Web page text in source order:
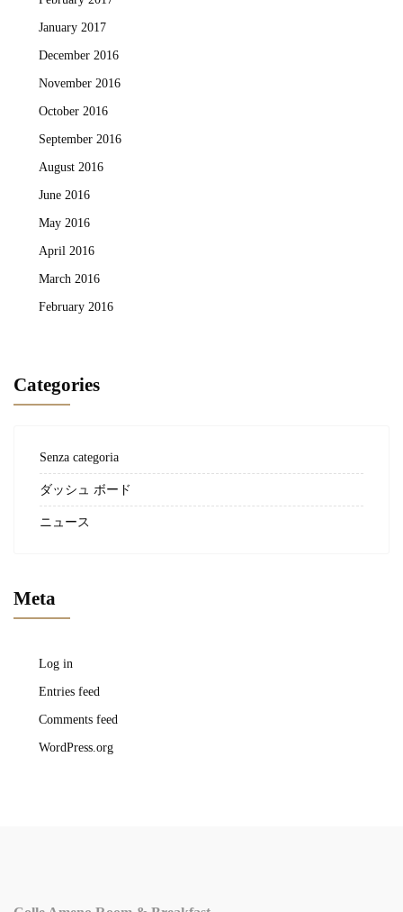
January 2017
December 2016
November 2016
October 2016
September 2016
August 2016
June 2016
May 2016
April 2016
March 2016
February 2016
Categories
Senza categoria
ダッシュ ボード
ニュース
Meta
Log in
Entries feed
Comments feed
WordPress.org